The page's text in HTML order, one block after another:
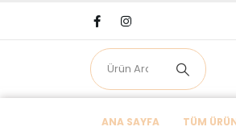
ANA SAYFA TÜM